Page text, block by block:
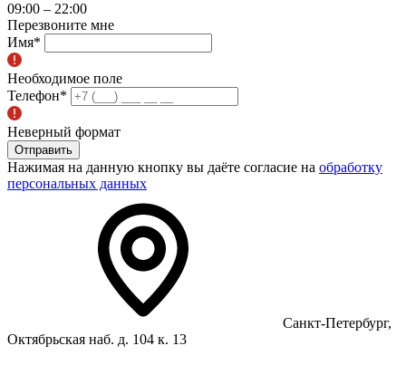
09:00 – 22:00
Перезвоните мне
Имя*
Необходимое поле
Телефон*
Неверный формат
Отправить
Нажимая на данную кнопку вы даёте согласие на обработку
персональных данных
Санкт-Петербург,
Октябрьская наб. д. 104 к. 13